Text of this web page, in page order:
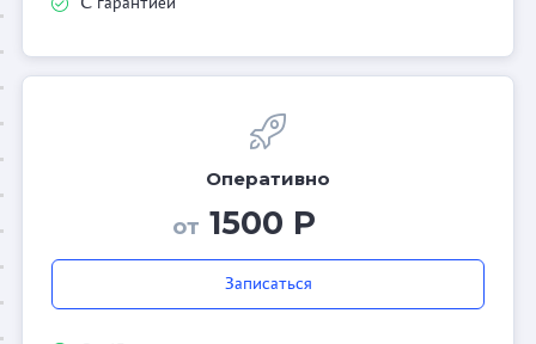
Оперативно
от 1500 Р
Записаться